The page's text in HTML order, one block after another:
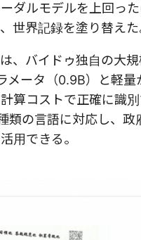
ダルモデルを上回っ
世界記録を塗り替えた
、バイドゥ独自の大
メータ（0.9B）と軽
算コストで正確に識
類の言語に対応し、
用できる。